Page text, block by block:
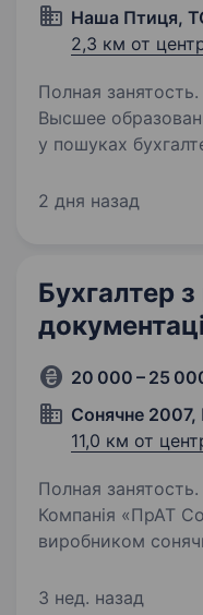
Наша Птиця,
2,3 км от
Полная
Высшее образование. ТОВ «Наша
у пошуках
років в обліку
2 дня назад
Бухгалтер
20 000 – 25
Сонячне
11,0 км от
Полная
Компанія «ПрАТ
виробником
використовуються
3 нед. назад